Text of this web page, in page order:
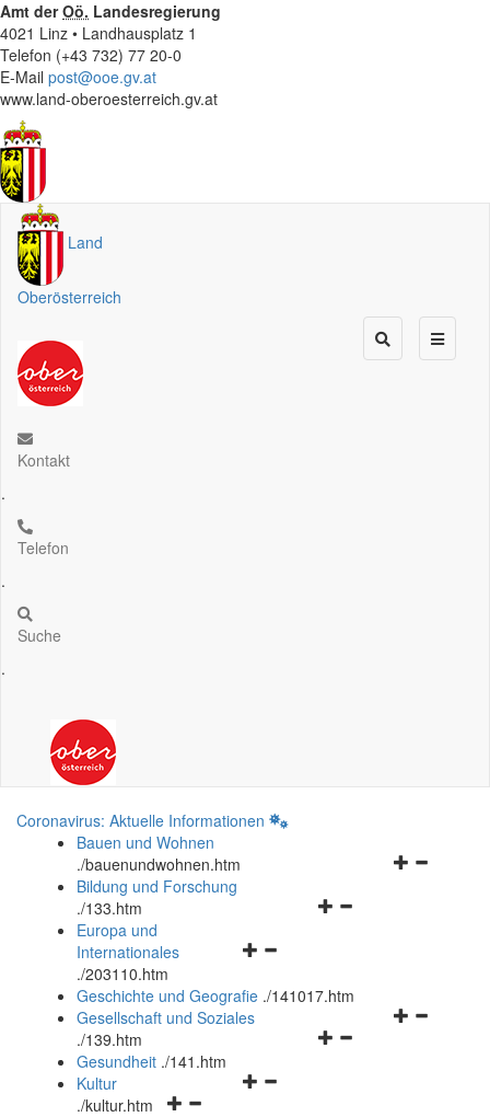
Amt derOö. Landesregierung
4021 Linz • Landhausplatz 1
Telefon (+43 732) 77 20-0
E-Mail post@ooe.gv.at
www.land-oberoesterreich.gv.at
Land
Oberösterreich
Kontakt
.
Telefon
.
Suche
.
Coronavirus: Aktuelle Informationen
Bauen und Wohnen
./bauenundwohnen.htm
Navigationsmenü
Bildung und Forschung
./133.htm
Navigationsmenü
und
schließen
Europa und
Internationales
./203110.htm
Geschichte und Geografie ./141017.htm
Navigationsmenü
Gesellschaft und Soziales
./139.htm
Navigationsmenü
Gesundheit ./141.htm
Navigationsmenü
Kultur
./kultur.htm